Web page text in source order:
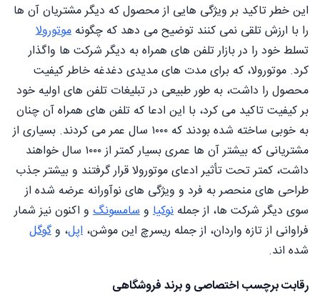
این خطر تاکید بر ویژگی هایی از محصول که دیگر مشتریان آن ها
را با ارزش تلقی نمی کنند توضیح می دهد که چگونه موتورولا
تسلط خود را در بازار تلفن های همراه به دیگر شرکت ها واگذار
کرد. موتورولا، که برای مدت های مدیدی دغدغه خاطر کیفیت
محصول را داشت، به طور طبیعی در تبلیغات تلفن های اولیه خود
بر کیفیت تاکید می کرد، با این ادعا که تلفن های همراه آن چنان
به خوبی ساخته شده بودند که ۱۰۰۰ سال عمر می کردند. بسیاری از
مشتریانی که بیشتر آن ها عمری بسیار کمتر از ۱۰۰۰ سال خواهند
داشت، کمتر تحت تأثیر ادعای موتورولا قرار گرفتند و بیشتر جذب
طراحی های منحصر به فرد و ویژگی های نوآورانه عرضه شده از
سوی دیگر شرکت ها، از جمله نوکیا وسامسونگ و اکنون نیز شمار
فراوانی از تازه واردان، از جمله ریسرچ این موشن، اپل، وگوگل
شده اند.
رقابت برچسب اختصاصی و برند فروشگاهی